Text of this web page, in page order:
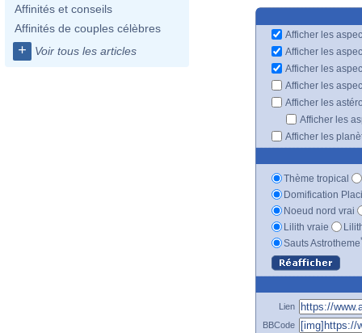
Affinités et conseils
Affinités de couples célèbres
+ Voir tous les articles
Afficher les
Afficher les
Afficher les
Afficher les
Afficher les
Afficher les
Afficher les
Thème tropical
Domification
Noeud nord vrai
Lilith vraie
Sauts Astrotheme
Lien
BBCode